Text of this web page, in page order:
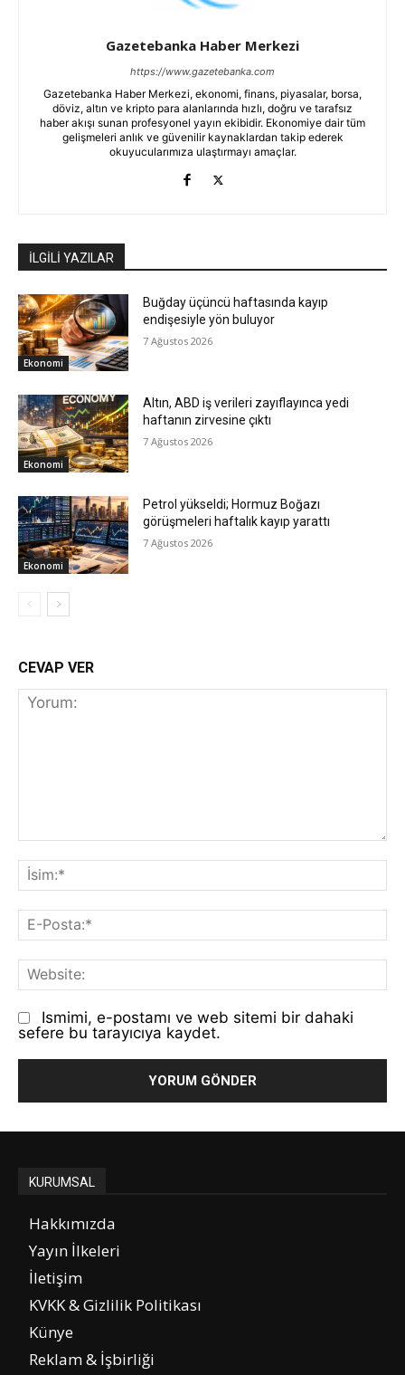
Gazetebanka Haber Merkezi
https://www.gazetebanka.com
Gazetebanka Haber Merkezi, ekonomi, finans, piyasalar, borsa,
döviz, altın ve kripto para alanlarında hızlı, doğru ve tarafsız
haber akışı sunan profesyonel yayın ekibidir. Ekonomiye dair tüm
gelişmeleri anlık ve güvenilir kaynaklardan takip ederek
okuyucularımıza ulaştırmayı amaçlar.
İLGİLİ YAZILAR
Ekonomi
Buğday üçüncü haftasında kayıp
endişesiyle yön buluyor
7 Ağustos 2026
Ekonomi
Altın, ABD iş verileri zayıflayınca yedi
haftanın zirvesine çıktı
7 Ağustos 2026
Ekonomi
Petrol yükseldi; Hormuz Boğazı
görüşmeleri haftalık kayıp yarattı
7 Ağustos 2026
CEVAP VER
Yorum:
E-
Ismimi, e-postamı ve web sitemi bir dahaki
sefere bu tarayıcıya kaydet.
KURUMSAL
Hakkımızda
Yayın İlkeleri
İletişim
KVKK & Gizlilik Politikası
Künye
Reklam & İşbirliği